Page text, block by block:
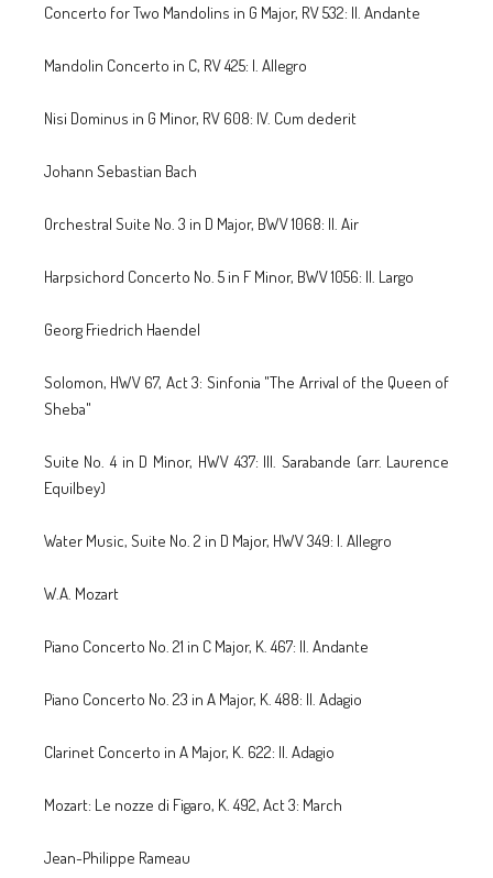
Concerto for Two Mandolins in G Major, RV 532: II. Andante
Mandolin Concerto in C, RV 425: I. Allegro
Nisi Dominus in G Minor, RV 608: IV. Cum dederit
Johann Sebastian Bach
Orchestral Suite No. 3 in D Major, BWV 1068: II. Air
Harpsichord Concerto No. 5 in F Minor, BWV 1056: II. Largo
Georg Friedrich Haendel
Solomon, HWV 67, Act 3: Sinfonia "The Arrival of the Queen of
Sheba"
Suite No. 4 in D Minor, HWV 437: III. Sarabande (arr. Laurence
Equilbey)
Water Music, Suite No. 2 in D Major, HWV 349: I. Allegro
W.A. Mozart
Piano Concerto No. 21 in C Major, K. 467: II. Andante
Piano Concerto No. 23 in A Major, K. 488: II. Adagio
Clarinet Concerto in A Major, K. 622: II. Adagio
Mozart: Le nozze di Figaro, K. 492, Act 3: March
Jean-Philippe Rameau